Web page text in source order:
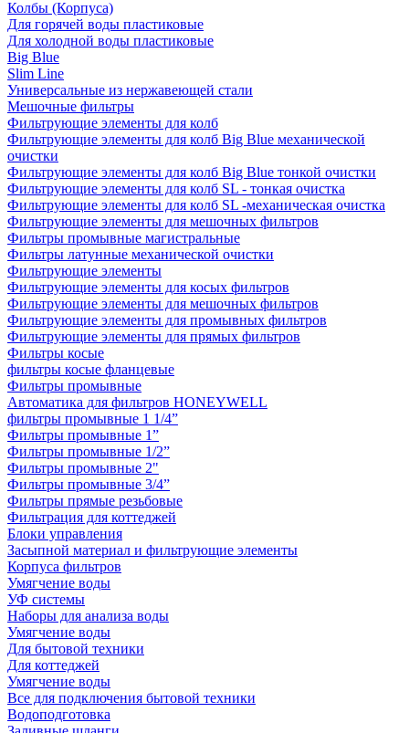
Колбы (Корпуса)
Для горячей воды пластиковые
Для холодной воды пластиковые
Big Blue
Slim Line
Универсальные из нержавеющей стали
Мешочные фильтры
Фильтрующие элементы для колб
Фильтрующие элементы для колб Big Blue механической
очистки
Фильтрующие элементы для колб Big Blue тонкой очистки
Фильтрующие элементы для колб SL - тонкая очистка
Фильтрующие элементы для колб SL -механическая очистка
Фильтрующие элементы для мешочных фильтров
Фильтры промывные магистральные
Фильтры латунные механической очистки
Фильтрующие элементы
Фильтрующие элементы для косых фильтров
Фильтрующие элементы для мешочных фильтров
Фильтрующие элементы для промывных фильтров
Фильтрующие элементы для прямых фильтров
Фильтры косые
фильтры косые фланцевые
Фильтры промывные
Автоматика для фильтров HONEYWELL
фильтры промывные 1 1/4”
Фильтры промывные 1”
Фильтры промывные 1/2”
Фильтры промывные 2"
Фильтры промывные 3/4”
Фильтры прямые резьбовые
Фильтрация для коттеджей
Блоки управления
Засыпной материал и фильтрующие элементы
Корпуса фильтров
Умягчение воды
УФ системы
Наборы для анализа воды
Умягчение воды
Для бытовой техники
Для коттеджей
Умягчение воды
Все для подключения бытовой техники
Водоподготовка